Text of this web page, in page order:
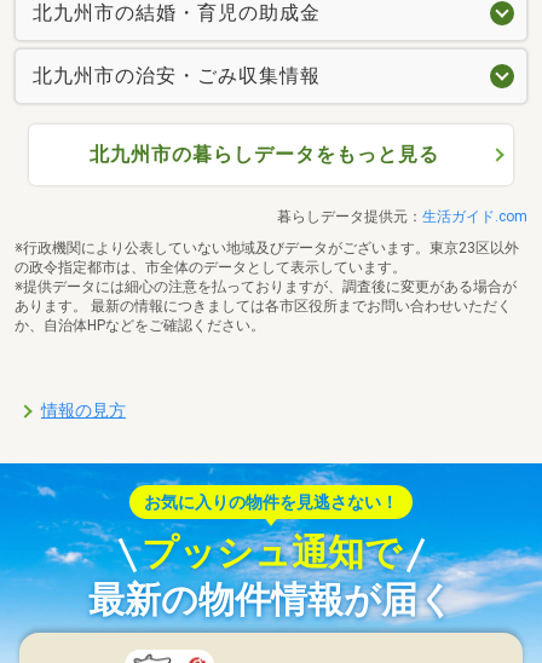
北九州市の結婚・育児の助成金
北九州市の治安・ごみ収集情報
北九州市の暮らしデータをもっと見る
暮らしデータ提供元： 生活ガイド.com
※行政機関により公表していない地域及びデータがございます。東京23区以外
の政令指定都市は、市全体のデータとして表示しています。
※提供データには細心の注意を払っておりますが、調査後に変更がある場合が
あります。 最新の情報につきましては各市区役所までお問い合わせいただく
か、自治体HPなどをご確認ください。
情報の見方
お気に入りの物件を見逃さない！
プッシュ通知で
最新の物件情報が届く